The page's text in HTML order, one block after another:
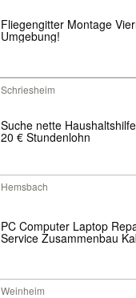
Fliegengitter Montage
Umgebung!
Schriesheim
Suche nette
20 € Stundenlohn
Hemsbach
PC Computer Laptop
Service Zusammenbau
Weinheim